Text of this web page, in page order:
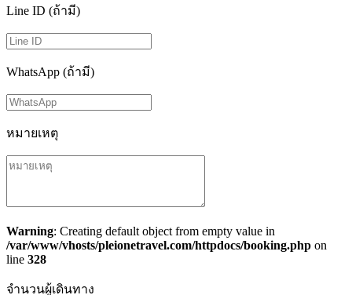
Line ID (ถ้ามี)
WhatsApp (ถ้ามี)
หมายเหตุ
Warning: Creating default object from empty value in
/var/www/vhosts/pleionetravel.com/httpdocs/booking.php on
line 328
จำนวนผู้เดินทาง